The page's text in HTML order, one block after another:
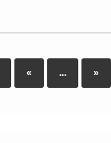
« ... »